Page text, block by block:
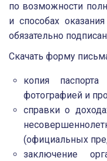
по возможности
и способах
обязательно
Скачать форму
копия
фотографией и
справки о
(официальных
заключение